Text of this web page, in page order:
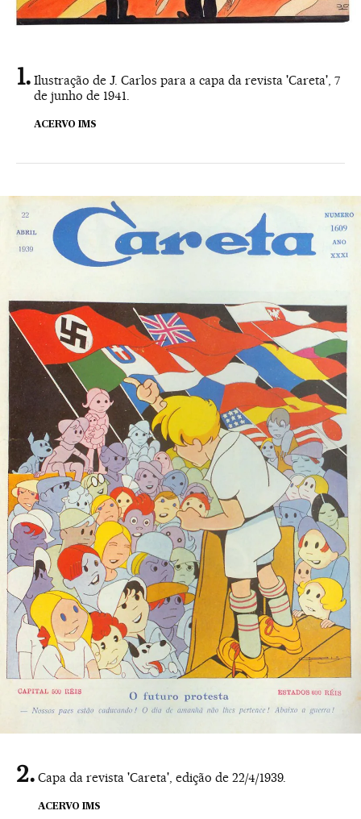
Ilustração de J. Carlos para a capa da revista 'Careta', 7
de junho de 1941.
ACERVO IMS
Capa da revista 'Careta', edição de 22/4/1939.
ACERVO IMS